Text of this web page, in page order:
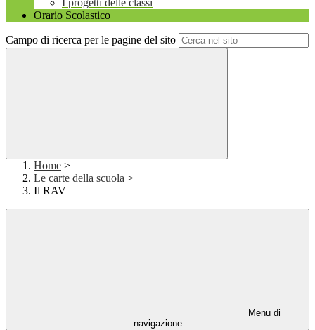
I progetti delle classi
Orario Scolastico
Campo di ricerca per le pagine del sito
Home >
Le carte della scuola >
Il RAV
Menu di
navigazione